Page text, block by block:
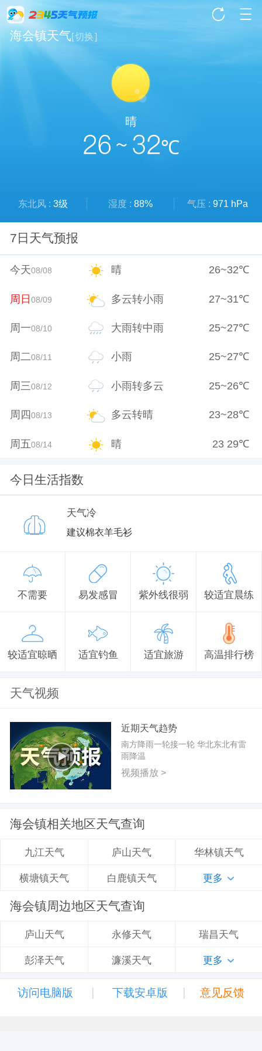
海会镇天气[切换]
晴
26 ~ 32℃
东北风 :3级 湿度 : 88% 气压 : 971 hPa
7日天气预报
今天08/08 晴 26~32℃
周日08/09 多云转小雨 27~31℃
周一08/10 大雨转中雨 25~27℃
周二08/11 小雨 25~27℃
周三08/12 小雨转多云 25~26℃
周四08/13 多云转晴 23~28℃
周五08/14 晴 23 29℃
今日生活指数
天气冷
建议棉衣羊毛衫
不需要 易发感冒 紫外线很弱 较适宜晨练
较适宜晾晒 适宜钓鱼 适宜旅游 高温排行榜
天气视频
近期天气趋势
南方降雨一轮接一轮 华北东北有雷
雨降温
视频播放 >
海会镇相关地区天气查询
九江天气 庐山天气 华林镇天气
横塘镇天气 白鹿镇天气 更多
海会镇周边地区天气查询
庐山天气 永修天气 瑞昌天气
彭泽天气 濂溪天气 更多
访问电脑版 | 下载安卓版 | 意见反馈